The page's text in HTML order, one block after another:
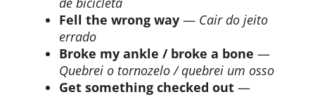
Fell the wrong way — Cair do jeito
errado
Broke my ankle / broke a bone —
Quebrei o tornozelo / quebrei um osso
Get something checked out —